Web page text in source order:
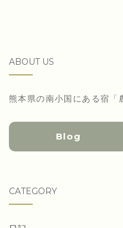
ABOUT US
熊本県の南小国にある宿「
Blog
CATEGORY